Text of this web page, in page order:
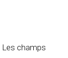
Les champs